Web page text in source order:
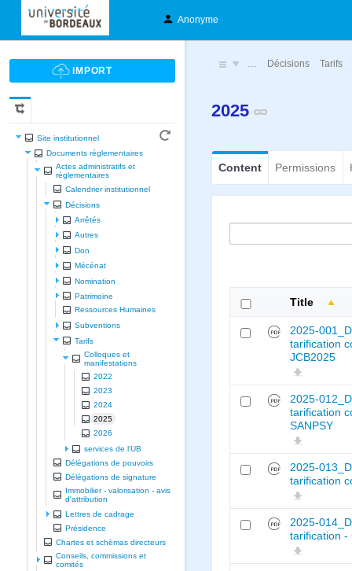
Anonyme
Site institutionnel
Documents réglementaires
Actes administratifs et
réglementaires
Calendrier institutionnel
Décisions
Arrêtés
Autres
Don
Mécénat
Nomination
Patrimoine
Ressources Humaines
Subventions
Tarifs
Colloques et
manifestations
2022
2023
2024
2025
2026
services de l'UB
Délégations de pouvoirs
Délégations de signature
Immobilier - valorisation - avis
d'attribution
Lettres de cadrage
Présidence
Chartes et schèmas directeurs
Conseils, commissions et
comités
… Décisions Tarifs
2025
Content Permissions
Title
2025-
tarification
JCB2025
2025-
tarification
SANPSY
2025-
tarification
2025-
tarification -